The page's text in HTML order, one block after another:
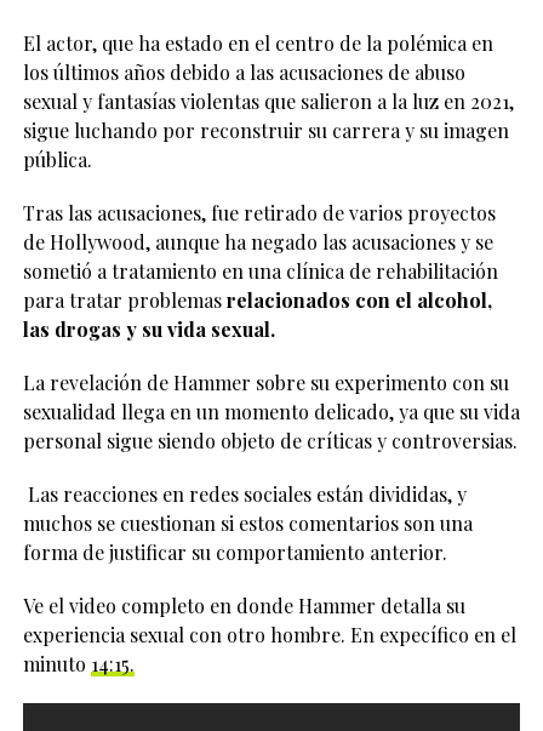
El actor, que ha estado en el centro de la polémica en
los últimos años debido a las acusaciones de abuso
sexual y fantasías violentas que salieron a la luz en 2021,
sigue luchando por reconstruir su carrera y su imagen
pública.
Tras las acusaciones, fue retirado de varios proyectos
de Hollywood, aunque ha negado las acusaciones y se
sometió a tratamiento en una clínica de rehabilitación
para tratar problemasrelacionados con el alcohol,
las drogas y su vida sexual.
La revelación de Hammer sobre su experimento con su
sexualidad llega en un momento delicado, ya que su vida
personal sigue siendo objeto de críticas y controversias.
Las reacciones en redes sociales están divididas, y
muchos se cuestionan si estos comentarios son una
forma de justificar su comportamiento anterior.
Ve el video completo en donde Hammer detalla su
experiencia sexual con otro hombre. En expecífico en el
minuto 14:15.